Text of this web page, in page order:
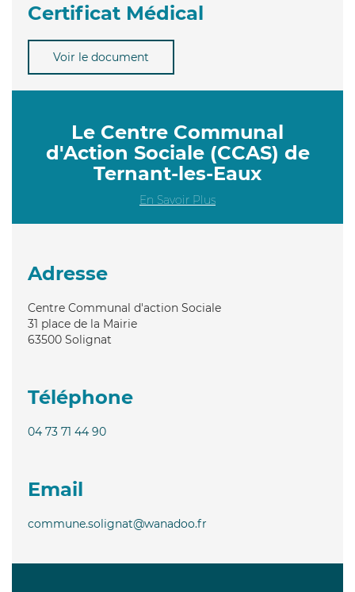
Certificat Médical
Voir le document
Le Centre Communal
d'Action Sociale (CCAS) de
Ternant-les-Eaux
En Savoir Plus
Adresse
Centre Communal d'action Sociale
31 place de la Mairie
63500 Solignat
Téléphone
04 73 71 44 90
Email
commune.solignat@wanadoo.fr